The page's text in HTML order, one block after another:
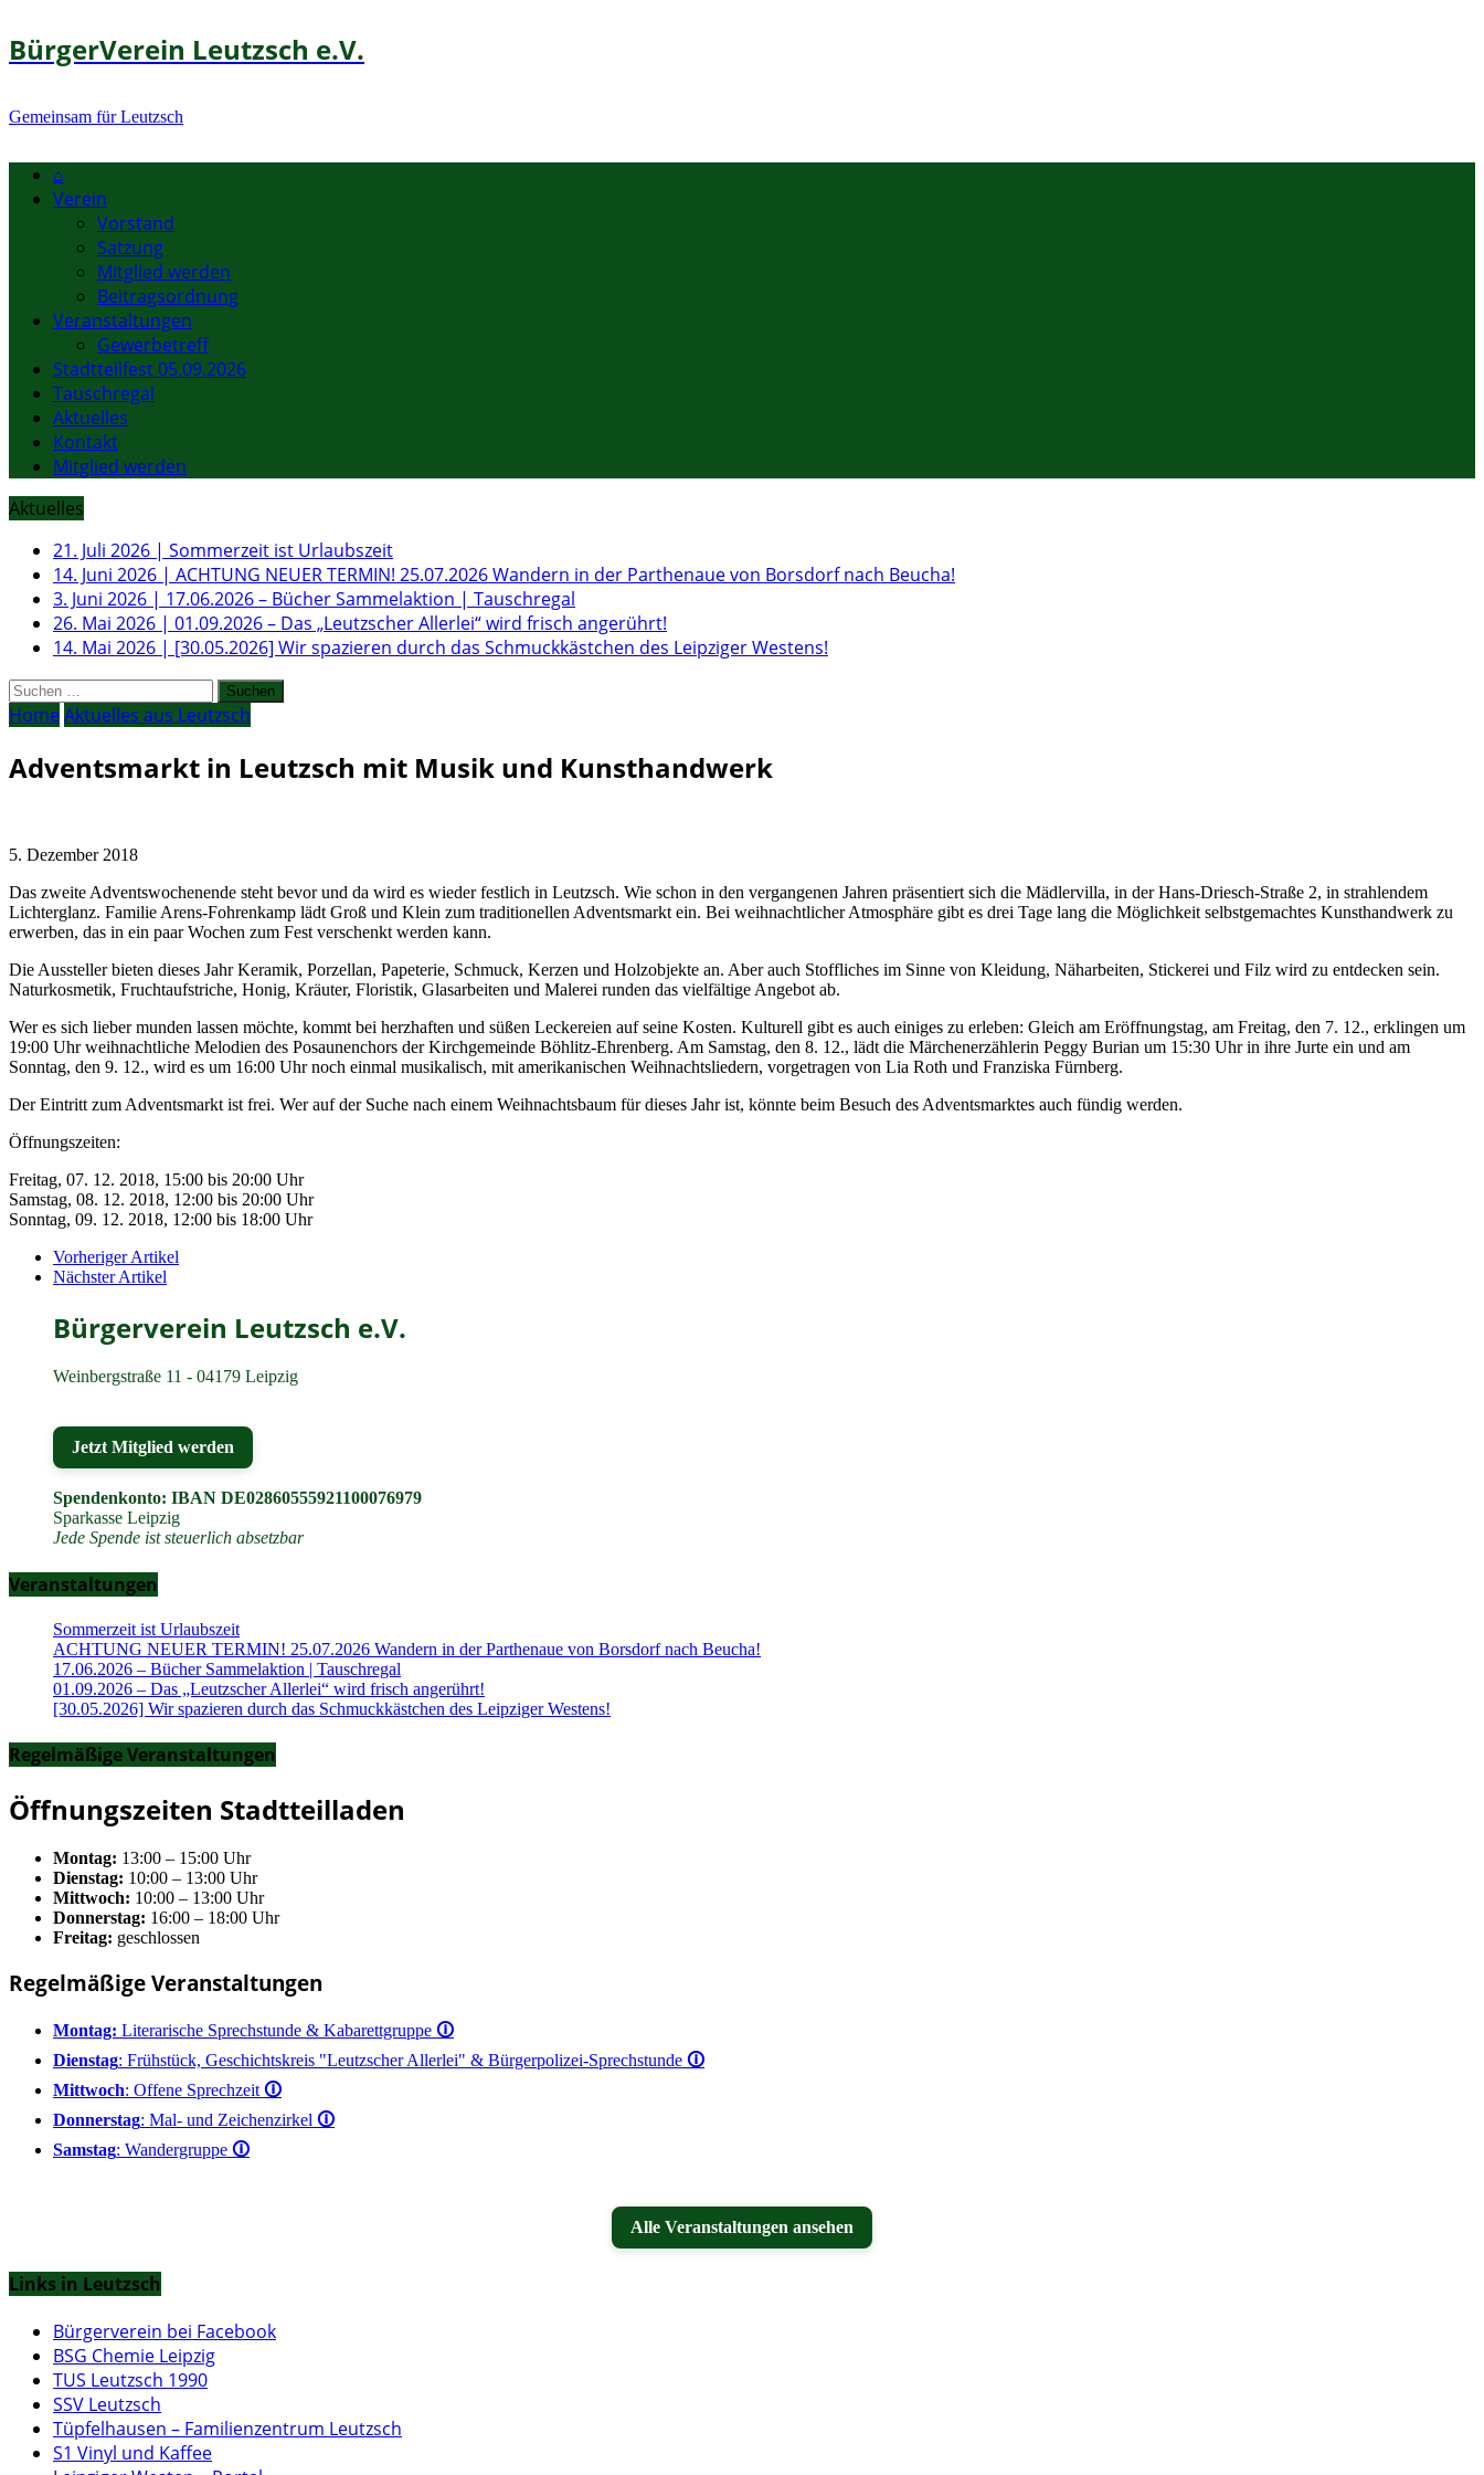
BürgerVerein Leutzsch e.V.
Gemeinsam für Leutzsch
⌂
Verein
Vorstand
Satzung
Mitglied werden
Beitragsordnung
Veranstaltungen
Gewerbetreff
Stadtteilfest 05.09.2026
Tauschregal
Aktuelles
Kontakt
Mitglied werden
Aktuelles
21. Juli 2026 | Sommerzeit ist Urlaubszeit
14. Juni 2026 | ACHTUNG NEUER TERMIN! 25.07.2026 Wandern in der Parthenaue von Borsdorf nach Beucha!
3. Juni 2026 | 17.06.2026 – Bücher Sammelaktion | Tauschregal
26. Mai 2026 | 01.09.2026 – Das „Leutzscher Allerlei“ wird frisch angerührt!
14. Mai 2026 | [30.05.2026] Wir spazieren durch das Schmuckkästchen des Leipziger Westens!
Suchen
nach:
HomeAktuelles aus Leutzsch
Adventsmarkt in Leutzsch mit Musik und Kunsthandwerk
5. Dezember 2018
Das zweite Adventswochenende steht bevor und da wird es wieder festlich in Leutzsch. Wie schon in den vergangenen Jahren präsentiert sich die Mädlervilla, in der Hans-Driesch-Straße 2, in strahlendem
Lichterglanz. Familie Arens-Fohrenkamp lädt Groß und Klein zum traditionellen Adventsmarkt ein. Bei weihnachtlicher Atmosphäre gibt es drei Tage lang die Möglichkeit selbstgemachtes Kunsthandwerk zu
erwerben, das in ein paar Wochen zum Fest verschenkt werden kann.
Die Aussteller bieten dieses Jahr Keramik, Porzellan, Papeterie, Schmuck, Kerzen und Holzobjekte an. Aber auch Stoffliches im Sinne von Kleidung, Näharbeiten, Stickerei und Filz wird zu entdecken sein.
Naturkosmetik, Fruchtaufstriche, Honig, Kräuter, Floristik, Glasarbeiten und Malerei runden das vielfältige Angebot ab.
Wer es sich lieber munden lassen möchte, kommt bei herzhaften und süßen Leckereien auf seine Kosten. Kulturell gibt es auch einiges zu erleben: Gleich am Eröffnungstag, am Freitag, den 7. 12., erklingen um
19:00 Uhr weihnachtliche Melodien des Posaunenchors der Kirchgemeinde Böhlitz-Ehrenberg. Am Samstag, den 8. 12., lädt die Märchenerzählerin Peggy Burian um 15:30 Uhr in ihre Jurte ein und am
Sonntag, den 9. 12., wird es um 16:00 Uhr noch einmal musikalisch, mit amerikanischen Weihnachtsliedern, vorgetragen von Lia Roth und Franziska Fürnberg.
Der Eintritt zum Adventsmarkt ist frei. Wer auf der Suche nach einem Weihnachtsbaum für dieses Jahr ist, könnte beim Besuch des Adventsmarktes auch fündig werden.
Öffnungszeiten:
Freitag, 07. 12. 2018, 15:00 bis 20:00 Uhr
Samstag, 08. 12. 2018, 12:00 bis 20:00 Uhr
Sonntag, 09. 12. 2018, 12:00 bis 18:00 Uhr
Vorheriger Artikel
Nächster Artikel
Bürgerverein Leutzsch e.V.
Weinbergstraße 11 - 04179 Leipzig
Jetzt Mitglied werden
Spendenkonto: IBAN DE02860555921100076979
Sparkasse Leipzig
Jede Spende ist steuerlich absetzbar
Veranstaltungen
Sommerzeit ist Urlaubszeit
ACHTUNG NEUER TERMIN! 25.07.2026 Wandern in der Parthenaue von Borsdorf nach Beucha!
17.06.2026 – Bücher Sammelaktion | Tauschregal
01.09.2026 – Das „Leutzscher Allerlei“ wird frisch angerührt!
[30.05.2026] Wir spazieren durch das Schmuckkästchen des Leipziger Westens!
Regelmäßige Veranstaltungen
Öffnungszeiten Stadtteilladen
Montag: 13:00 – 15:00 Uhr
Dienstag: 10:00 – 13:00 Uhr
Mittwoch: 10:00 – 13:00 Uhr
Donnerstag: 16:00 – 18:00 Uhr
Freitag: geschlossen
Regelmäßige Veranstaltungen
Montag: Literarische Sprechstunde & Kabarettgruppe 🛈
Dienstag: Frühstück, Geschichtskreis "Leutzscher Allerlei" & Bürgerpolizei-Sprechstunde 🛈
Mittwoch: Offene Sprechzeit 🛈
Donnerstag: Mal- und Zeichenzirkel 🛈
Samstag: Wandergruppe 🛈
Alle Veranstaltungen ansehen
Links in Leutzsch
Bürgerverein bei Facebook
BSG Chemie Leipzig
TUS Leutzsch 1990
SSV Leutzsch
Tüpfelhausen – Familienzentrum Leutzsch
S1 Vinyl und Kaffee